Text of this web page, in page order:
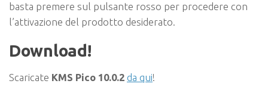
basta premere sul pulsante rosso per procedere con
l’attivazione del prodotto desiderato.
Download!
Scaricate KMS Pico 10.0.2 da qui!